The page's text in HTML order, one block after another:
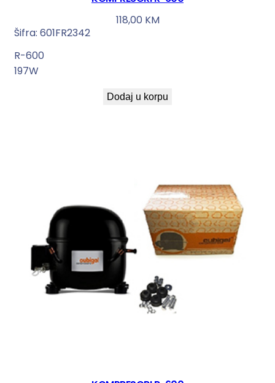
118,00 KM
Šifra: 601FR2342
R-600
197W
Dodaj u korpu